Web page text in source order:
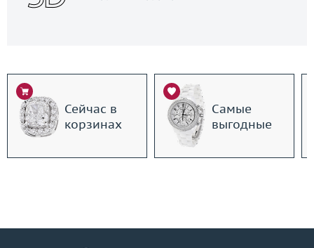
Сейчас в
корзинах
Самые
выгодные